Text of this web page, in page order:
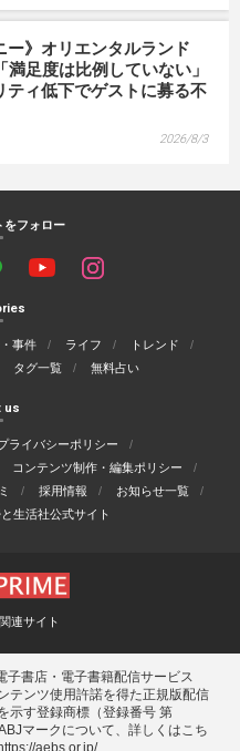
ー》オリエンタルランド
満足度は比例していない」
ティ低下でゲストに募る不
2026/8/3
をフォロー
事件 ライフ
トレンド
タグ一覧 無料占い
us
ライバシーポリシー
コンテンツ制作・編集ポリシー
採用情報
お知らせ一覧
生活社公式サイト
連サイト
子書店・電子書籍配信サービス
テンツ使用許諾を得た正規版配信
示す登録商標（登録番号 第
マークについて、詳しくはこち
aebs.or.jp/